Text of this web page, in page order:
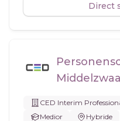
Direct
CED Interim
Medior
Hybride